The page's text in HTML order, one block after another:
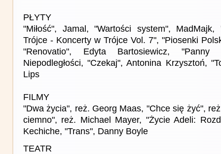
PŁYTY
"Miłość", Jamal, "Wartości system",
Trójce - Koncerty w Trójce Vol. 7", "Piosenki
"Renovatio", Edyta Bartosiewicz, "Panny
Niepodległości, "Czekaj", Antonina Krzysztoń,
Lips
FILMY
"Dwa życia", reż. Georg Maas, "Chce się żyć",
ciemno", reż. Michael Mayer, "Życie Adeli:
Kechiche, "Trans", Danny Boyle
TEATR